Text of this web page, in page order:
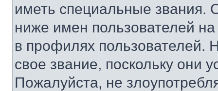
иметь специальные звания.
ниже имен пользователей
в профилях
свое звание, поскольку они
Пожалуйста, не